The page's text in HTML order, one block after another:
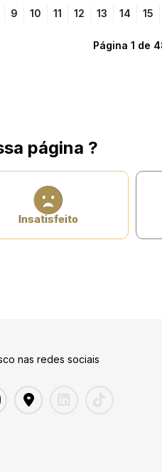
9 10 11 12 13 14 15
Página 1 de
página ?
Insatisfeito
nas redes sociais